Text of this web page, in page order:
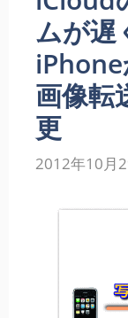
ムが遅
画像転
更
2012年10月